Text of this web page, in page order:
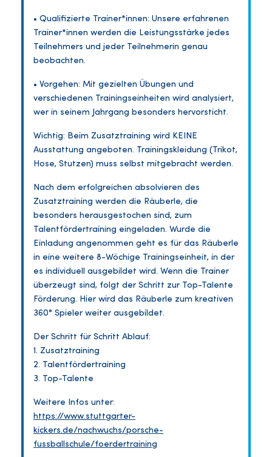
• Qualifizierte Trainer*innen: Unsere erfahrenen
Trainer*innen werden die Leistungsstärke jedes
Teilnehmers und jeder Teilnehmerin genau
beobachten.
• Vorgehen: Mit gezielten Übungen und
verschiedenen Trainingseinheiten wird analysiert,
wer in seinem Jahrgang besonders hervorsticht.
Wichtig: Beim Zusatztraining wird KEINE
Ausstattung angeboten. Trainingskleidung (Trikot,
Hose, Stutzen) muss selbst mitgebracht werden.
Nach dem erfolgreichen absolvieren des
Zusatztraining werden die Räuberle, die
besonders herausgestochen sind, zum
Talentfördertraining eingeladen. Wurde die
Einladung angenommen geht es für das Räuberle
in eine weitere 8-Wöchige Trainingseinheit, in der
es individuell ausgebildet wird. Wenn die Trainer
überzeugt sind, folgt der Schritt zur Top-Talente
Förderung. Hier wird das Räuberle zum kreativen
360° Spieler weiter ausgebildet.
Der Schritt für Schritt Ablauf:
1. Zusatztraining
2. Talentfördertraining
3. Top-Talente
Weitere Infos unter:
https://www.stuttgarter-
kickers.de/nachwuchs/porsche-
fussballschule/foerdertraining